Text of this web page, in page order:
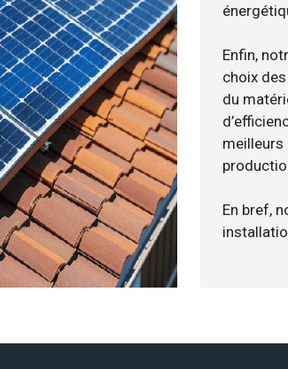
Enfin,
choix
du
meilleurs
En bref,